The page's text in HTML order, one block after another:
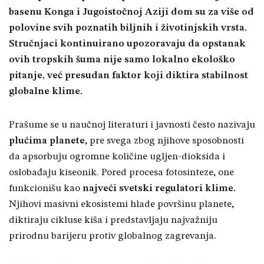
basenu Konga i Jugoistočnoj Aziji dom su za više od
polovine svih poznatih biljnih i životinjskih vrsta.
Stručnjaci kontinuirano upozoravaju da opstanak
ovih tropskih šuma nije samo lokalno ekološko
pitanje, već presudan faktor koji diktira stabilnost
globalne klime.
Prašume se u naučnoj literaturi i javnosti često nazivaju
plućima planete, pre svega zbog njihove sposobnosti
da apsorbuju ogromne količine ugljen-dioksida i
oslobađaju kiseonik. Pored procesa fotosinteze, one
funkcionišu kao najveći svetski regulatori klime.
Njihovi masivni ekosistemi hlade površinu planete,
diktiraju cikluse kiša i predstavljaju najvažniju
prirodnu barijeru protiv globalnog zagrevanja.